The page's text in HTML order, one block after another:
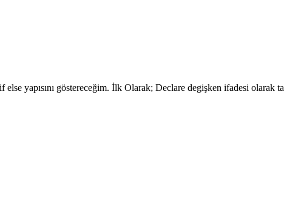
yapısını göstereceğim. İlk Olarak; Declare degişken ifadesi olarak